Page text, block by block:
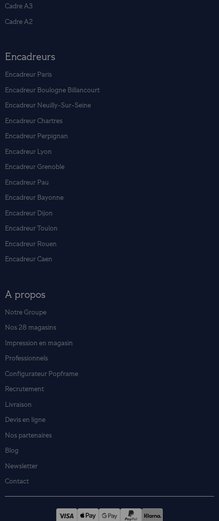
Cadre A3
Cadre A2
Encadreurs
Encadreur Paris
Encadreur Boulogne Billancourt
Encadreur Neuilly-Sur-Seine
Encadreur Chartres
Encadreur Perpignan
Encadreur Lyon
Encadreur Grenoble
Encadreur Pau
Encadreur Bayonne
Encadreur Dijon
Encadreur Toulon
Encadreur Rouen
Encadreur Caen
A propos
Notre Groupe
Nos 28 magasins
Impression en magasin
Professionnels
Configurateur Popframe
Recrutement
Livraison
Devis en ligne
Nos partenaires
Blog
Newsletter
Contact